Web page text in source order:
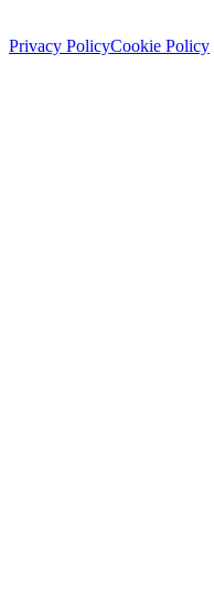
Privacy PolicyCookie Policy